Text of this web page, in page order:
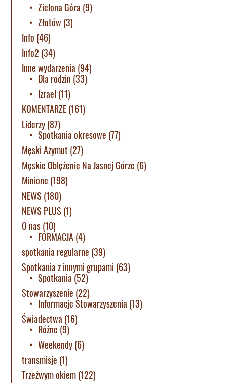
Zielona Góra (9)
Złotów (3)
Info (46)
Info2 (34)
Inne wydarzenia (94)
Dla rodzin (33)
Izrael (11)
KOMENTARZE(161)
Liderzy(87)
Spotkania okresowe (77)
Męski Azymut (27)
Męskie Oblężenie Na Jasnej Górze (6)
Minione (198)
NEWS (180)
NEWS PLUS (1)
O nas(10)
FORMACJA(4)
spotkania regularne (39)
Spotkania z innymi grupami (63)
Spotkania (52)
Stowarzyszenie (22)
Informacje Stowarzyszenia (13)
Świadectwa (16)
Różne (9)
Weekendy(6)
transmisje (1)
Trzeźwym okiem(122)